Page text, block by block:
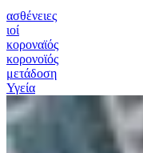
ασθένειες
ιοί
κοροναϊός
κορονοϊός
μετάδοση
Υγεία